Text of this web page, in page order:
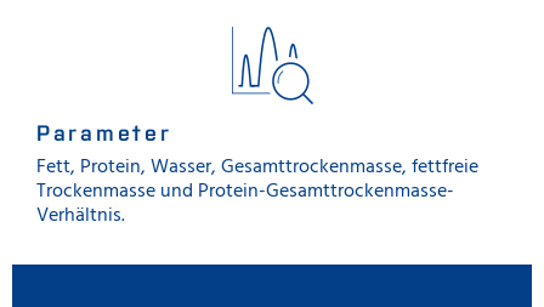
Parameter
Fett, Protein, Wasser, Gesamttrockenmasse, fettfreie
Trockenmasse und Protein-Gesamttrockenmasse-
Verhältnis.